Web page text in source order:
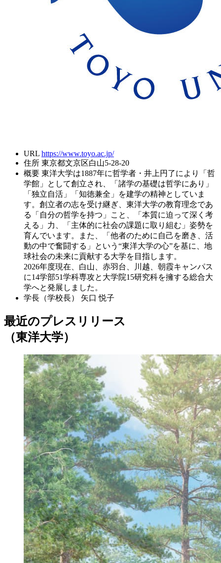
URL https://www.toyo.ac.jp/
住所 東京都文京区白山5-28-20
概要 東洋大学は1887年に哲学者・井上円了により「哲
学館」として創立され、「諸学の基礎は哲学にあり」
「独立自活」「知徳兼全」を建学の精神としていま
す。創立者の志を受け継ぎ、東洋大学の教育理念であ
る「自分の哲学を持つ」こと、「本質に迫って深く考
える」力、「主体的に社会の課題に取り組む」姿勢を
育んでいます。また、「他者のために自己を磨き、活
動の中で奮闘する」という“東洋大学の心”を基に、地
球社会の未来に貢献する大学を目指します。
2026年度現在、白山、赤羽台、川越、朝霞キャンパス
に14学部51学科専攻と大学院15研究科を擁する総合大
学へと発展しました。
学長（学校長）
矢口 悦子
最近のプレスリリース
（東洋大学）